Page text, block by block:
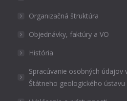
Organizačná štruktúra
Objednávky, faktúry a VO
História
Spracúvanie osobných údajov
Štátneho geologického ústavu